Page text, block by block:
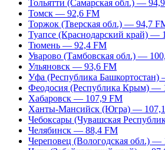
Тольятти (Самарская обл.) —
Томск — 92,6 FM
Торжок (Тверская обл.) — 94,7
Туапсе (Краснодарский край) —
Тюмень — 92,4 FM
Уварово (Тамбовская обл.) —
Ульяновск — 93,6 FM
Уфа (Республика
Феодосия (Республика Крым) —
Хабаровск — 107,9 FM
Ханты-Мансийск (Югра) —
Чебоксары (Чувашская
Челябинск — 88,4 FM
Череповец (Вологодская обл.) —